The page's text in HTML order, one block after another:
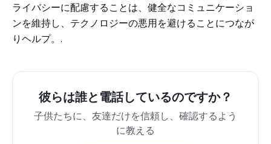
ライバシーに配慮することは、健全なコミュニケーショ
ンを維持し、テクノロジーの悪用を避けることにつなが
りヘルプ。.
彼らは誰と電話しているのですか？
子供たちに、友達だけを信頼し、確認するよう
に教える